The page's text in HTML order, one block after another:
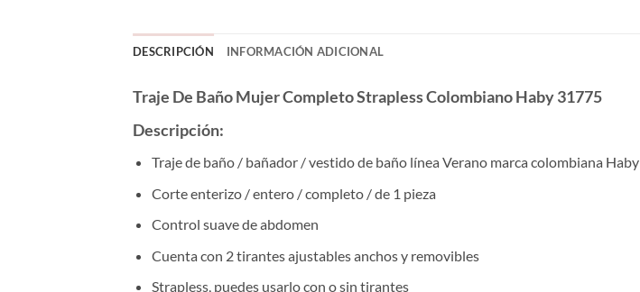
DESCRIPCIÓN INFORMACIÓN ADICIONAL
Traje De Baño Mujer Completo Strapless Colombiano Haby 31775
Descripción:
Traje de baño / bañador / vestido de baño línea Verano marca colombiana Haby
Corte enterizo / entero / completo / de 1 pieza
Control suave de abdomen
Cuenta con 2 tirantes ajustables anchos y removibles
Strapless, puedes usarlo con o sin tirantes